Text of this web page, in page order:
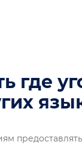
где
на
предоставлять